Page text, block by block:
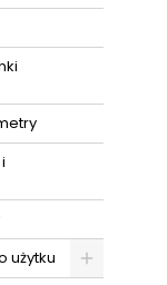
użytku